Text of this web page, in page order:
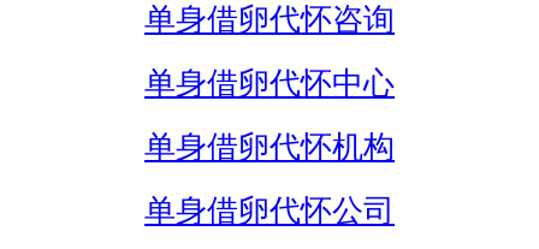
单身借卵代怀咨询
单身借卵代怀中心
单身借卵代怀机构
单身借卵代怀公司